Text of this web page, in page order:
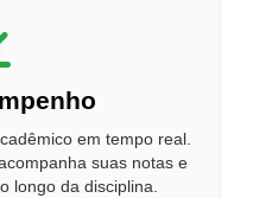
em tempo real.
suas notas e
longo da disciplina.